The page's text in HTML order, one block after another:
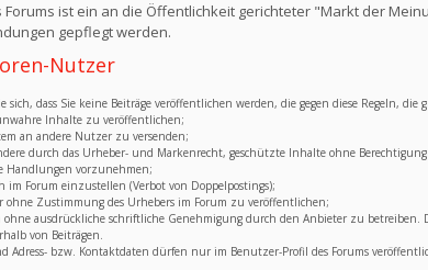
Forums ist ein an die Öffentlichkeit gerichteter "Markt der
gepflegt werden.
Nutzer
dass Sie keine Beiträge veröffentlichen werden, die gegen diese Regeln,
Inhalte zu veröffentlichen;
an andere Nutzer zu versenden;
durch das Urheber- und Markenrecht, geschützte Inhalte ohne
Handlungen vorzunehmen;
im Forum einzustellen (Verbot von Doppelpostings);
ohne Zustimmung des Urhebers im Forum zu veröffentlichen;
ausdrückliche schriftliche Genehmigung durch den Anbieter zu betreiben.
von Beiträgen.
Adress- bzw. Kontaktdaten dürfen nur im Benutzer-Profil des Forums